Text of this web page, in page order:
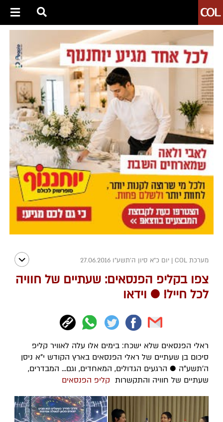
מערכת COL | יום כ"א סיון ה׳תשע״ו 27.06.2016
צפו בקליפ הפנסאים: שעתיים של חוויה
לכל חייל! ● וידאו
ראלי הפנסאים שלא ישכח: בימים אלו עלה לאוויר קליפ
סיכום בן שעתיים של ראלי הפנסאים בארץ הקודש י"א ניסן
ה'תשע"ה ● הרגעים הגדולים, המאחדים, וגם... המבדרים,
שעתיים של חוויה והתקשרות קליפ הפנסאים